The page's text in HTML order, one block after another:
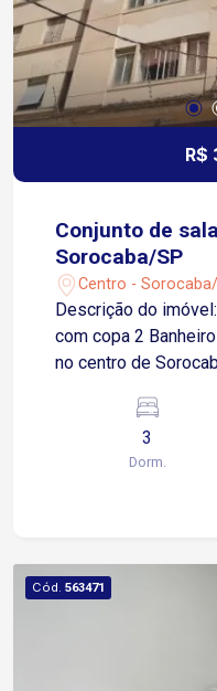
R$
Conjunto de
Sorocaba/SP
Centro -
Descrição do imóvel: 3 Salas Recepção
com copa 2 Banheiros Localização:
no centro de
consultórios,
buscam um espaço
3
Dorm.
Cód. 563471